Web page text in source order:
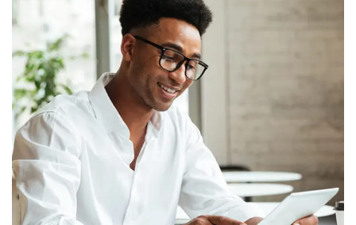
Money Market
FINANCE MARKETING